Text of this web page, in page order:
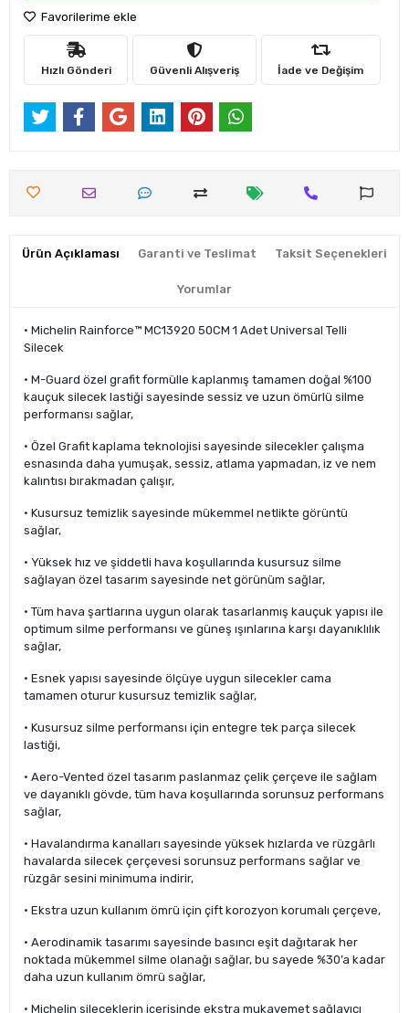
Favorilerime ekle
Hızlı Gönderi Güvenli Alışveriş İade ve Değişim
Ürün Açıklaması Garanti ve Teslimat Taksit Seçenekleri
Yorumlar
• Michelin Rainforce™ MC13920 50CM 1 Adet Universal Telli
Silecek
• M-Guard özel grafit formülle kaplanmış tamamen doğal %100
kauçuk silecek lastiği sayesinde sessiz ve uzun ömürlü silme
performansı sağlar,
• Özel Grafit kaplama teknolojisi sayesinde silecekler çalışma
esnasında daha yumuşak, sessiz, atlama yapmadan, iz ve nem
kalıntısı bırakmadan çalışır,
• Kusursuz temizlik sayesinde mükemmel netlikte görüntü
sağlar,
• Yüksek hız ve şiddetli hava koşullarında kusursuz silme
sağlayan özel tasarım sayesinde net görünüm sağlar,
• Tüm hava şartlarına uygun olarak tasarlanmış kauçuk yapısı ile
optimum silme performansı ve güneş ışınlarına karşı dayanıklılık
sağlar,
• Esnek yapısı sayesinde ölçüye uygun silecekler cama
tamamen oturur kusursuz temizlik sağlar,
• Kusursuz silme performansı için entegre tek parça silecek
lastiği,
• Aero-Vented özel tasarım paslanmaz çelik çerçeve ile sağlam
ve dayanıklı gövde, tüm hava koşullarında sorunsuz performans
sağlar,
• Havalandırma kanalları sayesinde yüksek hızlarda ve rüzgârlı
havalarda silecek çerçevesi sorunsuz performans sağlar ve
rüzgâr sesini minimuma indirir,
• Ekstra uzun kullanım ömrü için çift korozyon korumalı çerçeve,
• Aerodinamik tasarımı sayesinde basıncı eşit dağıtarak her
noktada mükemmel silme olanağı sağlar, bu sayede %30’a kadar
daha uzun kullanım ömrü sağlar,
• Michelin sileceklerin içerisinde ekstra mukavemet sağlayıcı